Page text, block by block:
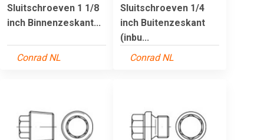
Sluitschroeven 1 1/8
inch Binnenzeskant...
Conrad NL
Sluitschroeven 1/4
inch Buitenzeskant
(inbu...
Conrad NL